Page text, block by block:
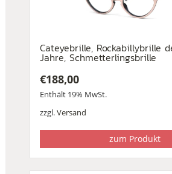
Cateyebrille, Rockabillybrille
Jahre, Schmetterlingsbrille
€188,00
Enthält 19% MwSt.
zzgl.Versand
zum Produkt